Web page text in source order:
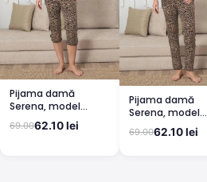
Pijama damă
Serena, model
leopard, mânecă
scurtă, pantaloni
69.0062.10 lei
Pijama damă
Serena, model
leopard, mânecă
scurtă, pantaloni
69.0062.10 lei